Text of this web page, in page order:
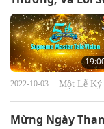
2022-10-03 Một Lễ Kỷ
Mừng Ngày